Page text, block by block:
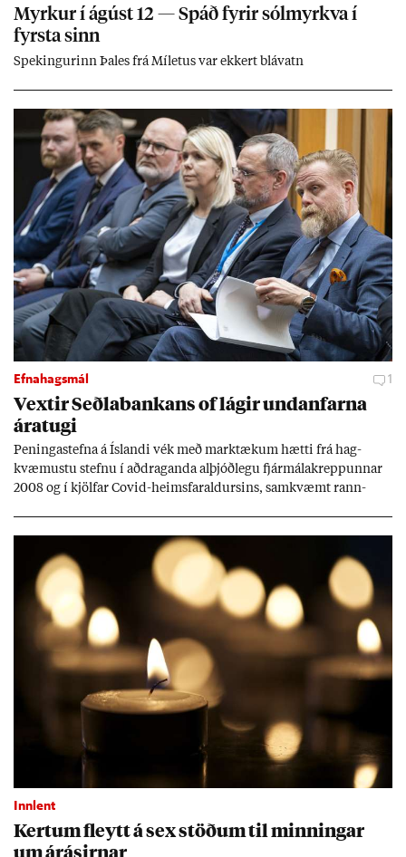
Myrk­ur í ág­úst 12 — Spáð fyr­ir sól­myrkva í
fyrsta sinn
Spek­ing­ur­inn Þa­les frá Míletus var ekk­ert blá­vatn
Efnahagsmál 1
Vext­ir Seðla­bank­ans of lág­ir und­an­farna
ára­tugi
Pen­inga­stefna á Ís­landi vék með mark­tæk­um hætti frá hag­
kvæm­ustu stefnu í að­drag­anda al­þjóð­legu fjár­málakrepp­unn­ar
2008 og í kjöl­far Covid-heims­far­ald­urs­ins, sam­kvæmt rann­
Innlent
Kert­um fleytt á sex stöð­um til minn­ing­ar
um árás­irn­ar